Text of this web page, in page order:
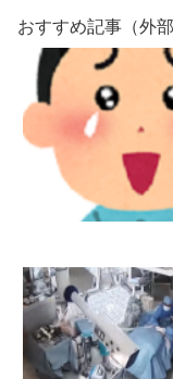
おすすめ記事（外部